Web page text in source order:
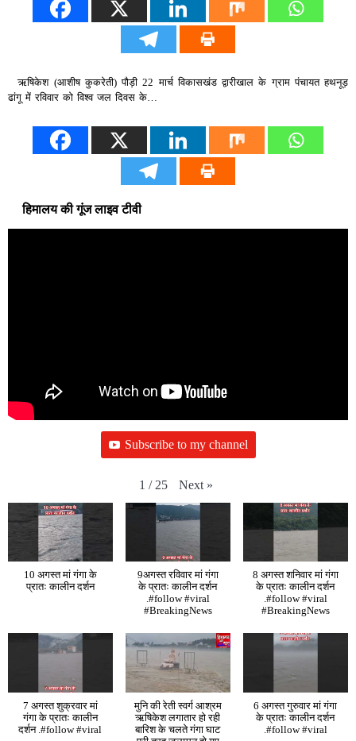
ऋषिकेश (आशीष कुकरेती) पौड़ी 22 मार्च विकासखंड द्वारीखाल के ग्राम पंचायत हथनूड़
ढांगू में रविवार को विश्व जल दिवस के…
हिमालय की गूंज लाइव टीवी
Subscribe to my channel
1 / 25 Next »
10 अगस्त मां गंगा के
प्रातः कालीन दर्शन
9अगस्त रविवार मां गंगा
के प्रातः कालीन दर्शन
.#follow #viral
#BreakingNews
8 अगस्त शनिवार मां गंगा
के प्रातः कालीन दर्शन
.#follow #viral
#BreakingNews
7 अगस्त शुक्रवार मां
गंगा के प्रातः कालीन
दर्शन .#follow #viral
मुनि की रेती स्वर्ग आश्रम
ऋषिकेश लगातार हो रही
बारिश के चलते गंगा घाट
6 अगस्त गुरुवार मां गंगा
के प्रातः कालीन दर्शन
.#follow #viral